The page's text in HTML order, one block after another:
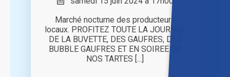
Marché nocturne des producteurs
locaux. PROFITEZ TOUTE LA JOURNÉE
DE LA BUVETTE, DES GAUFRES, DES
BUBBLE GAUFRES ET EN SOIREE DE
NOS TARTES [...]